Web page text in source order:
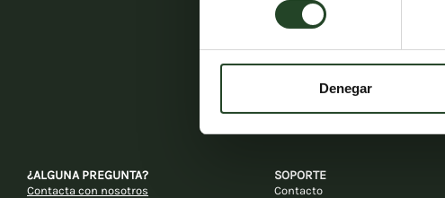
consentimiento
Denegar
¿ALGUNA PREGUNTA?
Contacta con nosotros
SOPORTE
Contacto